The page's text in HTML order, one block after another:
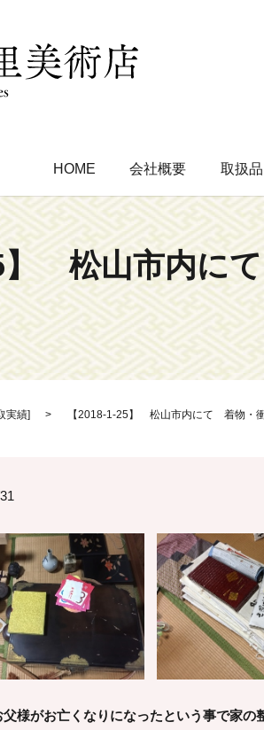
HOME 会社概要 取扱品
】 松山市内に
実績] 【2018-1-25】 松山市内にて 着物・
父様がお亡くなりになったという事で家